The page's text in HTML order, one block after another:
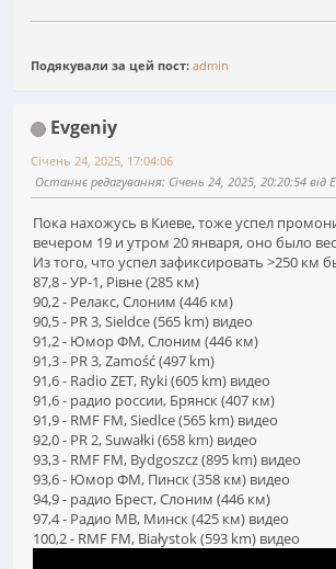
Подякували за цей пост: admin
Evgeniy
Січень 24, 2025, 17:04:06
Останнє редагування: Січень 24, 2025, 20:20:54 від
Пока нахожусь в Киеве, тоже успел
вечером 19 и утром 20 января, оно было
Из того, что успел зафиксировать >250 км
87,8 - УР-1, Рівне (285 км)
90,2 - Релакс, Слоним (446 км)
90,5 - PR 3, Sieldce (565 km) видео
91,2 - Юмор ФМ, Слоним (446 км)
91,3 - PR 3, Zamość (497 km)
91,6 - Radio ZET, Ryki (605 km) видео
91,6 - радио россии, Брянск (407 км)
91,9 - RMF FM, Siedlce (565 km) видео
92,0 - PR 2, Suwałki (658 km) видео
93,3 - RMF FM, Bydgoszcz (895 km) видео
93,6 - Юмор ФМ, Пинск (358 км) видео
94,9 - радио Брест, Слоним (446 км)
97,4 - Радио МВ, Минск (425 км) видео
100,2 - RMF FM, Białystok (593 km) видео